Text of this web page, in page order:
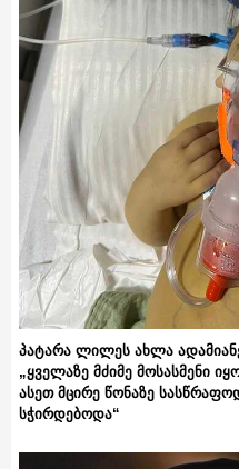
პატარა ლილეს ახლა
„ყველაზე მძიმე მოსასმენი
ასეთ მცირე წონაზე
სჭირდებოდა“